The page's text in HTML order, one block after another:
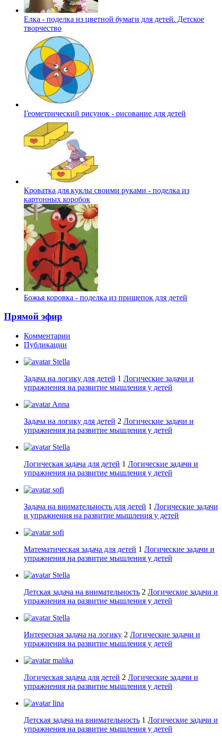
Елка - поделка из цветной бумаги для детей. Детское
творчество
Геометрический рисунок - рисование для детей
Кроватка для куклы своими руками - поделка из
картонных коробок
Божья коровка - поделка из прищепок для детей
Прямой эфир
Комментарии
Публикации
Stella
Задача на логику для детей 1 Логические задачи и
упражнения на развитие мышления у детей
Anna
Задача на логику для детей 2 Логические задачи и
упражнения на развитие мышления у детей
Stella
Логическая задача для детей 1 Логические задачи и
упражнения на развитие мышления у детей
sofi
Задача на внимательность для детей 1 Логические задачи
и упражнения на развитие мышления у детей
sofi
Математическая задача для детей 1 Логические задачи и
упражнения на развитие мышления у детей
Stella
Детская задача на внимательность 2 Логические задачи и
упражнения на развитие мышления у детей
Stella
Интересная задача на логику 2 Логические задачи и
упражнения на развитие мышления у детей
malika
Логическая задача для детей 2 Логические задачи и
упражнения на развитие мышления у детей
lina
Детская задача на внимательность 1 Логические задачи и
упражнения на развитие мышления у детей